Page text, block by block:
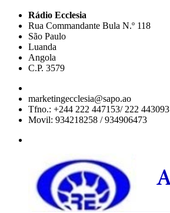
Rádio Ecclesia
Rua Commandante Bula N.º 118
São Paulo
Luanda
Angola
C.P. 3579
marketingecclesia@sapo.ao
Tfno.: +244 222 447153/ 222 443093
Movil: 934218258 / 934906473